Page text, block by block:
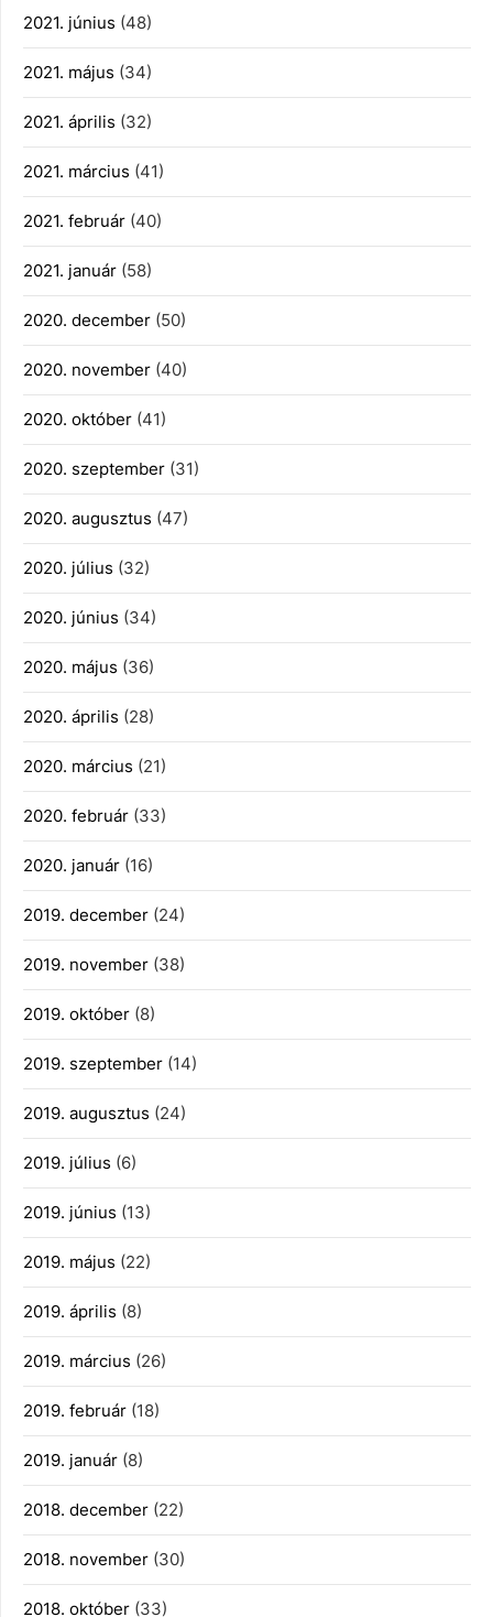
2021. június (48)
2021. május (34)
2021. április (32)
2021. március (41)
2021. február (40)
2021. január (58)
2020. december (50)
2020. november (40)
2020. október (41)
2020. szeptember (31)
2020. augusztus (47)
2020. július (32)
2020. június (34)
2020. május (36)
2020. április (28)
2020. március (21)
2020. február (33)
2020. január (16)
2019. december (24)
2019. november (38)
2019. október (8)
2019. szeptember (14)
2019. augusztus (24)
2019. július (6)
2019. június (13)
2019. május (22)
2019. április (8)
2019. március (26)
2019. február (18)
2019. január (8)
2018. december (22)
2018. november (30)
2018. október (33)